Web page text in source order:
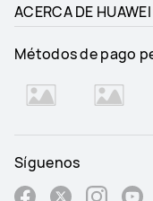
ACERCA DE HUAWEI
Métodos de pago
Síguenos